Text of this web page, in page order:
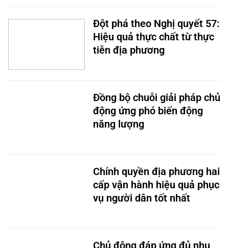
Đột phá theo Nghị quyết 57:
Hiệu quả thực chất từ thực
tiễn địa phương
Đồng bộ chuỗi giải pháp chủ
động ứng phó biến động
năng lượng
Chính quyền địa phương hai
cấp vận hành hiệu quả phục
vụ người dân tốt nhất
Chủ động đáp ứng đủ nhu